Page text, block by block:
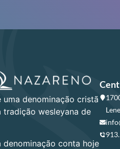
denominação cristã
tradição wesleyana de
denominação conta hoje